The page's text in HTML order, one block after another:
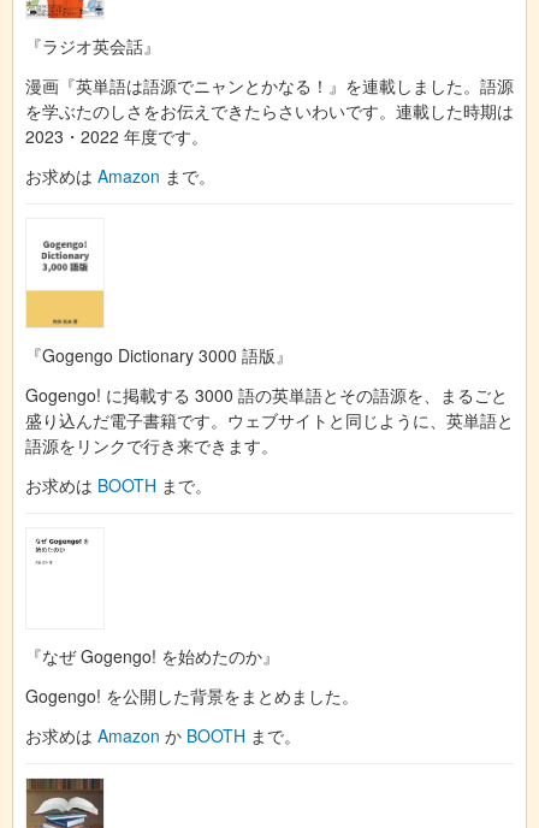
『ラジオ英会話』
漫画『英単語は語源でニャンとかなる！』を連載しました。語源
を学ぶたのしさをお伝えできたらさいわいです。連載した時期は
2023・2022 年度です。
お求めは Amazon まで。
『Gogengo Dictionary 3000 語版』
Gogengo! に掲載する 3000 語の英単語とその語源を、まるごと
盛り込んだ電子書籍です。ウェブサイトと同じように、英単語と
語源をリンクで行き来できます。
お求めは BOOTH まで。
『なぜ Gogengo! を始めたのか』
Gogengo! を公開した背景をまとめました。
お求めは Amazon か BOOTH まで。